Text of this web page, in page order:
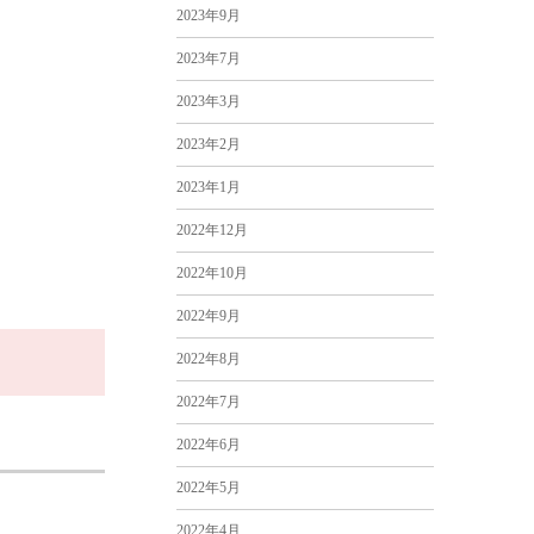
2023年9月
2023年7月
2023年3月
2023年2月
2023年1月
2022年12月
2022年10月
2022年9月
2022年8月
2022年7月
2022年6月
2022年5月
2022年4月